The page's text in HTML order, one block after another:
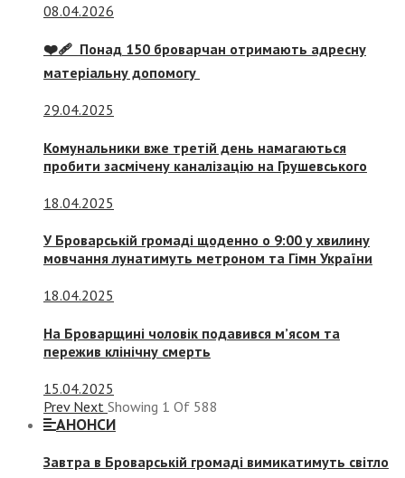
08.04.2026
❤️‍🩹 Понад 150 броварчан отримають адресну
матеріальну допомогу
29.04.2025
Комунальники вже третій день намагаються
пробити засмічену каналізацію на Грушевського
18.04.2025
У Броварській громаді щоденно о 9:00 у хвилину
мовчання лунатимуть метроном та Гімн України
18.04.2025
На Броварщині чоловік подавився м’ясом та
пережив клінічну смерть
15.04.2025
Prev Next Showing 1 Of 588
АНОНСИ
Завтра в Броварській громаді вимикатимуть світло